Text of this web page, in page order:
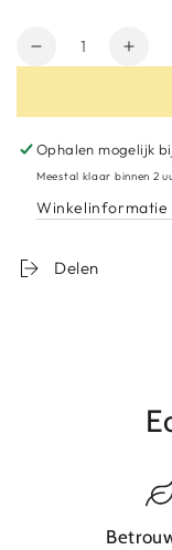
Hoeveelheid
Aantal
P20
Wireless
Pen
2.5MM
P20
Ophalen mogelijk
Meestal klaar binnen 2
Winkelinformatie
Delen